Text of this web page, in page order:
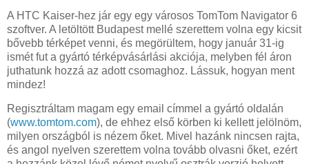
A HTC Kaiser-hez jár egy egy városos TomTom Navigator 6
szoftver. A letöltött Budapest mellé szerettem volna egy kicsit
bővebb térképet venni, és megörültem, hogy január 31-ig
ismét fut a gyártó térképvásárlási akciója, melyben fél áron
juthatunk hozzá az adott csomaghoz. Lássuk, hogyan ment
mindez!
Regisztráltam magam egy email címmel a gyártó oldalán
(www.tomtom.com), de ehhez első körben ki kellett jelölnöm,
milyen országból is nézem őket. Mivel hazánk nincsen rajta,
és angol nyelven szerettem volna tovább olvasni őket, ezért